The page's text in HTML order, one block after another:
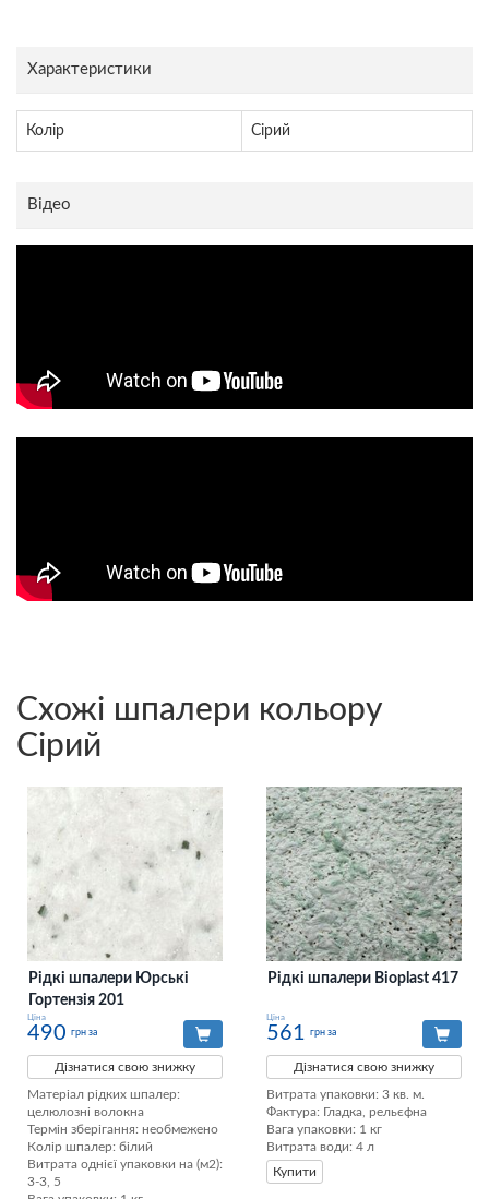
Характеристики
Колір Сірий
Відео
Схожі шпалери кольору
Сірий
Рідкі шпалери Юрські
Гортензія 201
Ціна
490 грн за
Дізнатися свою знижку
Матеріал рідких шпалер:
целюлозні волокна
Термін зберігання: необмежено
Колір шпалер: білий
Витрата однієї упаковки на (м2):
3-3, 5
Рідкі шпалери Bioplast 417
Ціна
561 грн за
Дізнатися свою знижку
Витрата упаковки: 3 кв. м.
Фактура: Гладка, рельєфна
Вага упаковки: 1 кг
Витрата води: 4 л
Купити